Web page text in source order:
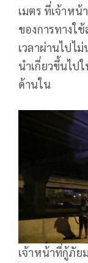
เมตร ที่เจ้าหน้
ของการทางใ
เวลาผ่านไปไ
นำเกี่ยวขึ้นไป
ด้านใน
เจ้าหน้าที่กู้ภัย